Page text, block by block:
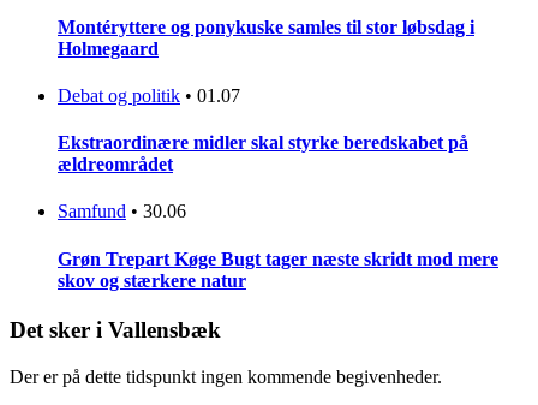
Montéryttere og ponykuske samles til stor løbsdag i
Holmegaard
Debat og politik • 01.07
Ekstraordinære midler skal styrke beredskabet på
ældreområdet
Samfund • 30.06
Grøn Trepart Køge Bugt tager næste skridt mod mere
skov og stærkere natur
Det sker i Vallensbæk
Der er på dette tidspunkt ingen kommende begivenheder.